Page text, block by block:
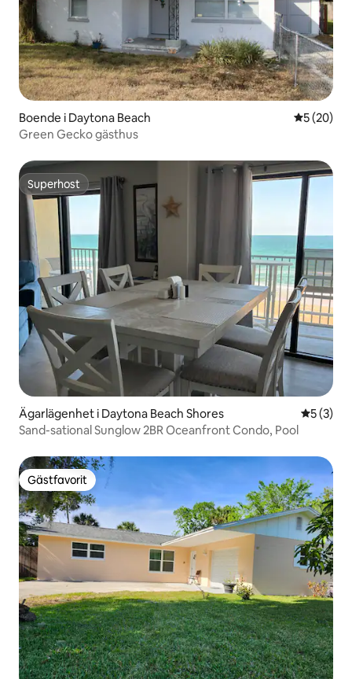
Boende i Daytona Beach 5 av 5 i
5 (20)
Green Gecko gästhus
Superhost
Superhost
Ägarlägenhet i Daytona Beach Shores 5 av 5 i
5 (3)
Sand-sational Sunglow 2BR Oceanfront Condo, Pool
Gästfavorit
Gästfavorit